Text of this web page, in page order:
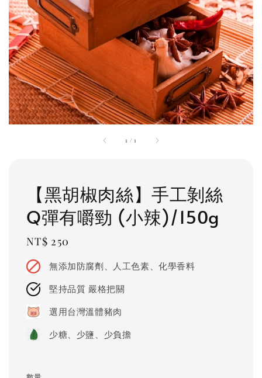
1 /1
【黑胡椒肉絲】手工剝絲
Q彈有嚼勁 (小辣)/150g
Regular
price
NT$ 250
無添加防腐劑、人工色素、化學香料
堅持品質 嚴格把關
選用台灣溫體豬肉
少糖、少鹽、少負擔